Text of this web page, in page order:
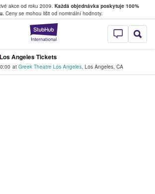
akce od roku 2009. Každá objednávka poskytuje 100%
Ceny se mohou lišit od nominální hodnoty.
StubHub –
kupují a prodávají vstupenky
Los Angeles Tickets
at Greek Theatre Los Angeles, Los Angeles, CA